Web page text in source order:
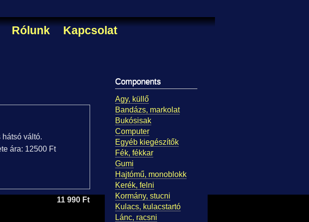
Rólunk Kapcsolat
váltó.
ára: 12500 Ft
11 990 Ft
Components
Agy, küllő
Bandázs, markolat
Bukósisak
Computer
Egyéb kiegészítők
Fék, fékkar
Gumi
Hajtómű, monoblokk
Kerék, felni
Kormány, stucni
Kulacs, kulacstartó
Lánc, racsni